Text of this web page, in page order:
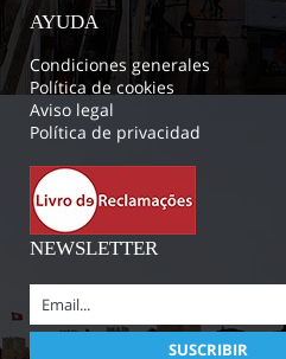
AYUDA
Condiciones generales
Política de cookies
Aviso legal
Política de privacidad
NEWSLETTER